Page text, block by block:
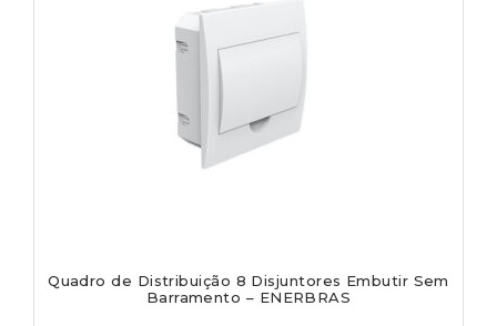
Quadro de Distribuição 8 Disjuntores Embutir Sem
Barramento – ENERBRAS